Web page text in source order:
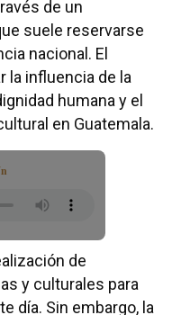
de un
suele reservarse
nacional. El
la influencia de la
humana y el
en Guatemala.
de
y culturales para
día. Sin embargo, la